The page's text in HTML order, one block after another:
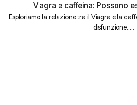
Viagra e caffeina: Possono
Esploriamo la relazione tra il Viagra e la
disfunzione.....